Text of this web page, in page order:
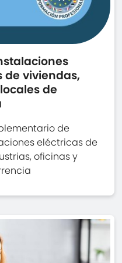
de viviendas,
de
de
eléctricas de
oficinas y